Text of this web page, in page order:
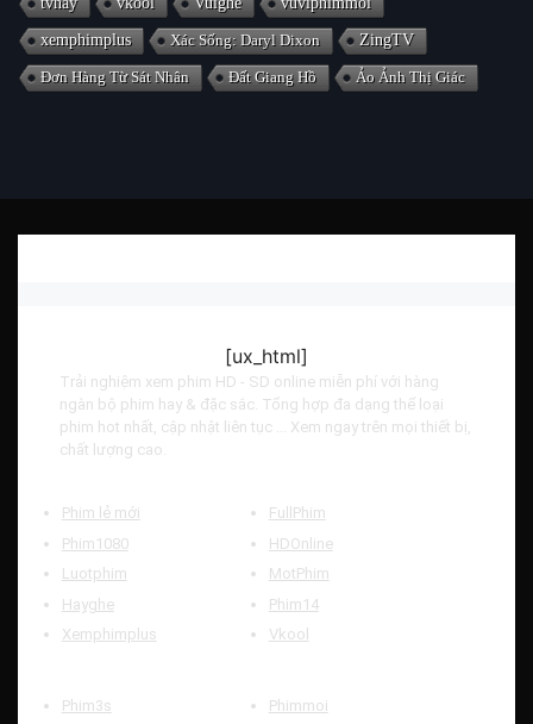
xemphimplus Xác Sống: Daryl Dixon ZingTV
Đơn Hàng Từ Sát Nhân Đất Giang Hồ Ảo Ảnh Thị Giác